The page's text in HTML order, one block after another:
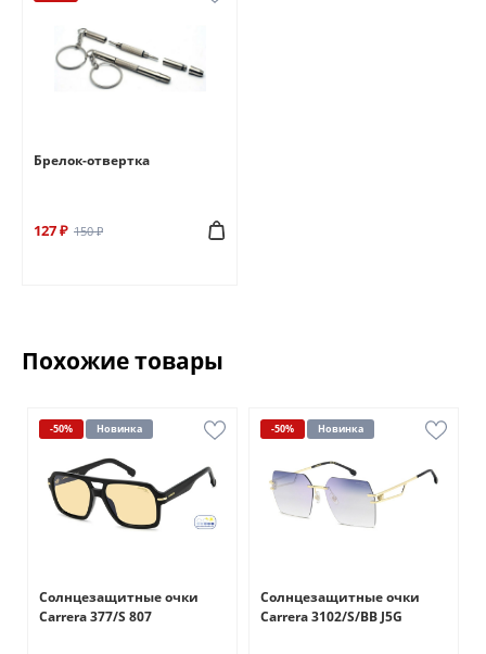
Брелок-отвертка
127 ₽ 150 ₽
Похожие товары
-50% Новинка
Солнцезащитные очки
Carrera 377/S 807
-50% Новинка
Солнцезащитные очки
Carrera 3102/S/BB J5G